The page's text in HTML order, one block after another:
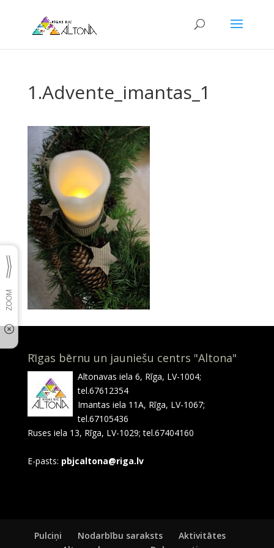
1.Advente_imantas_1
Rīgas bērnu un jauniešu centrs "Altona"
Altonavas iela 6, Rīga, LV-1004;
tel.67612354
Imantas iela 11A, Rīga, LV-1067;
tel.67105436
Ruses iela 13, Rīga, LV-1029; tel.67404160
E-pasts: pbjcaltona@riga.lv
Pulciņi Nodarbību saraksts
Aktivitātes